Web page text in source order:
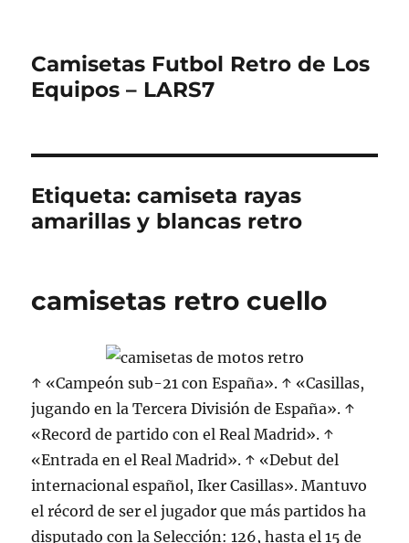
Camisetas Futbol Retro de Los
Equipos – LARS7
Etiqueta:camiseta rayas
amarillas y blancas retro
camisetas retro cuello
↑ «Campeón sub-21 con España». ↑ «Casillas,
jugando en la Tercera División de España». ↑
«Record de partido con el Real Madrid». ↑
«Entrada en el Real Madrid». ↑ «Debut del
internacional español, Iker Casillas». Mantuvo
el récord de ser el jugador que más partidos ha
disputado con la Selección: 126, hasta el 15 de